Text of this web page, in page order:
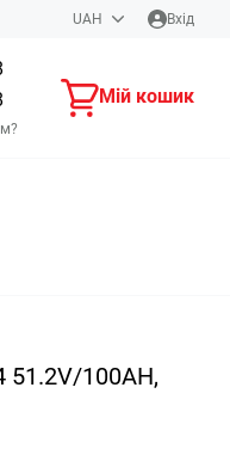
UAH Вхід
Мій кошик
51.2V/100AH,